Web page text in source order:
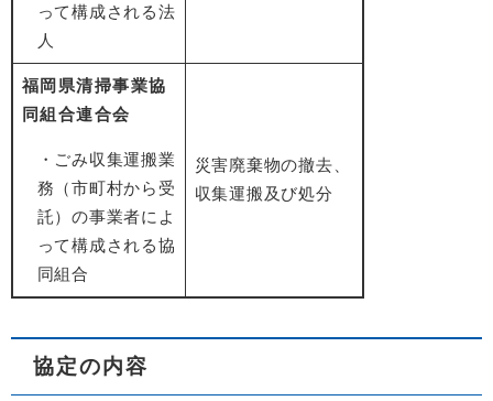
って構成される法
人
福岡県清掃事業協
同組合連合会
・ごみ収集運搬業
務（市町村から受
託）の事業者によ
って構成される協
同組合
災害廃棄物の撤去、
収集運搬及び処分
協定の内容